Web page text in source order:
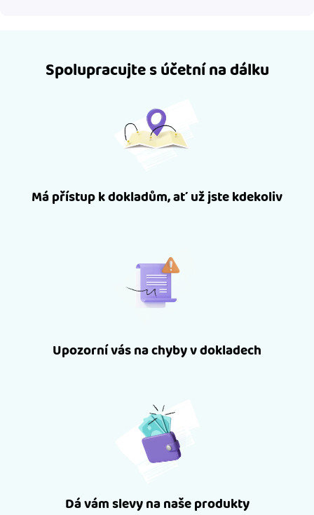
Spolupracujte s účetní na dálku
Má přístup k dokladům, ať už jste kdekoliv
Upozorní vás na chyby v dokladech
Dá vám slevy na naše produkty